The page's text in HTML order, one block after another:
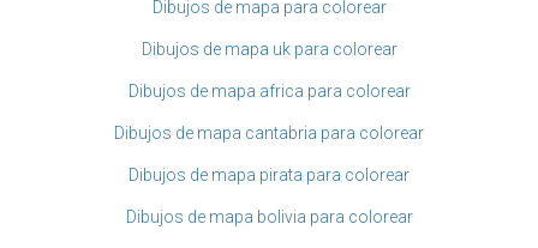
Dibujos de mapa para colorear
Dibujos de mapa uk para colorear
Dibujos de mapa africa para colorear
Dibujos de mapa cantabria para colorear
Dibujos de mapa pirata para colorear
Dibujos de mapa bolivia para colorear